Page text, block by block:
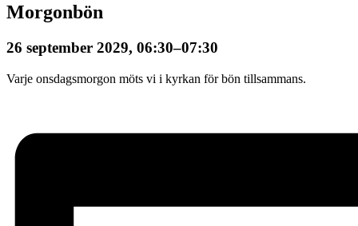
Morgonbön
26 september 2029, 06:30–07:30
Varje onsdagsmorgon möts vi i kyrkan för bön tillsammans.